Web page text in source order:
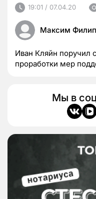
19:01 / 07.04.20
Максим
Иван Кляйн поручил
проработки мер
Мы в